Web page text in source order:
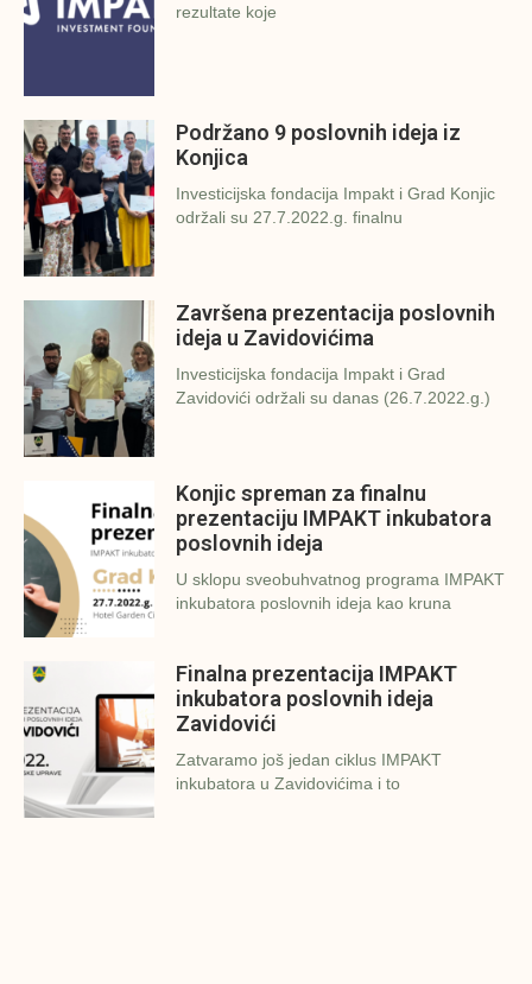
rezultate koje
Podržano 9 poslovnih ideja iz
Konjica
Investicijska fondacija Impakt i Grad Konjic
održali su 27.7.2022.g. finalnu
Završena prezentacija poslovnih
ideja u Zavidovićima
Investicijska fondacija Impakt i Grad
Zavidovići održali su danas (26.7.2022.g.)
Konjic spreman za finalnu
prezentaciju IMPAKT inkubatora
poslovnih ideja
U sklopu sveobuhvatnog programa IMPAKT
inkubatora poslovnih ideja kao kruna
Finalna prezentacija IMPAKT
inkubatora poslovnih ideja
Zavidovići
Zatvaramo još jedan ciklus IMPAKT
inkubatora u Zavidovićima i to